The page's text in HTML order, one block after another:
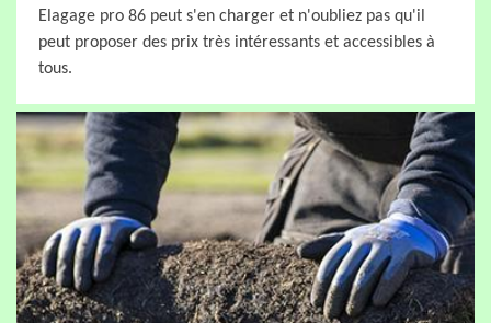
Elagage pro 86 peut s'en charger et n'oubliez pas qu'il
peut proposer des prix très intéressants et accessibles à
tous.